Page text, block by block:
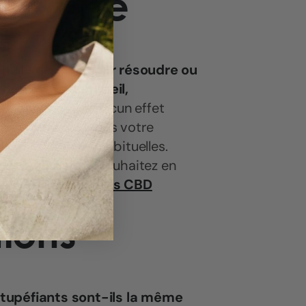
l'huile deCBDpour résoudre ou
du sommeil,
CBD n'aura aucun effet
et n'affectera pas votre
quotidiennes habituelles.
ou si vous souhaitez en
de nosproduits CBD
sont-ils la même